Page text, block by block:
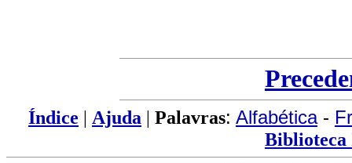
Índice | Ajuda | Palavras: Alfabética-